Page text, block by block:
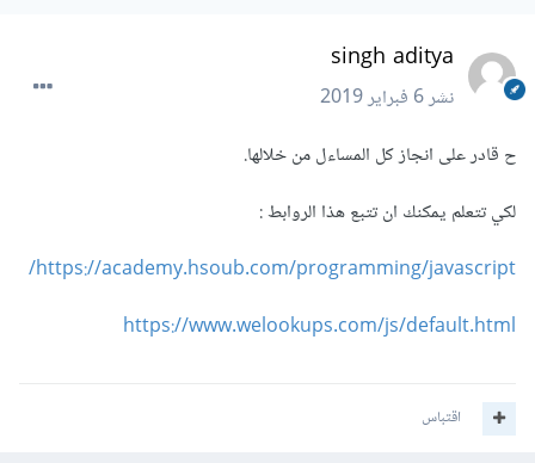
singh aditya
نشر6 فبراير 2019
ح قادر على انجاز كل المساءل من خلالها.
لكي تتعلم يمكنك ان تتبع هذا الروابط :
https://academy.hsoub.com/programming/javascript/
https://www.welookups.com/js/default.html
اقتباس